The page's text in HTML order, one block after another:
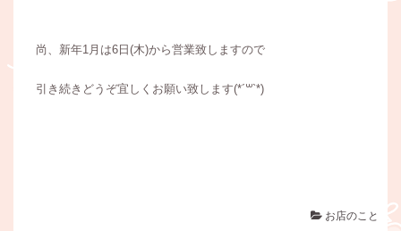
尚、新年1月は6日(木)から営業致しますので
引き続きどうぞ宜しくお願い致します(*´꒳`*)
お店のこと